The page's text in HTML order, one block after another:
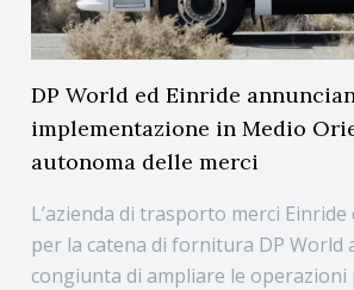
DP World ed Einride
implementazione in Medio
autonoma delle merci
L’azienda di trasporto merci
per la catena di fornitura DP World
congiunta di ampliare le operazioni